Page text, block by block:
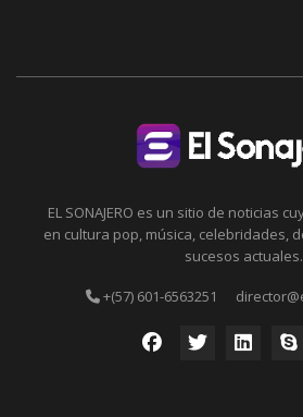
EL SONAJERO es un sitio de noticias
en cultura pop, música, celebridades,
sucesos actuales.
+(57) 601-6563251